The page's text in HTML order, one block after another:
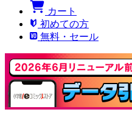
カート
初めての方
無料・セール